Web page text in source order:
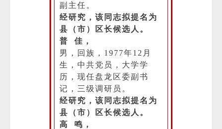
副主任。
经研究，该同志拟提名为
县（市）区长候选人。
普 佳，
男，回族，1977年12月
生，中共党员，大学学
历，现任盘龙区委副书
记，三级调研员。
经研究，该同志拟提名为
县（市）区长候选人。
高 鸣，